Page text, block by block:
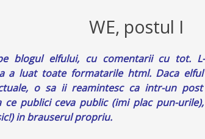
WE, postul I
blogul elfului, cu comentarii cu tot.
a luat toate formatarile html. Daca
o sa ii reamintesc ca intr-un
ce publici ceva public (imi plac pun-
in brauserul propriu.